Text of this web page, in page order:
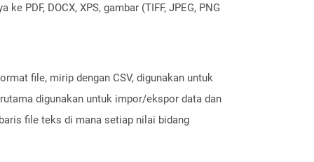
PDF, DOCX, XPS, gambar (TIFF, JPEG, PNG
file, mirip dengan CSV, digunakan untuk
digunakan untuk impor/ekspor data dan
file teks di mana setiap nilai bidang